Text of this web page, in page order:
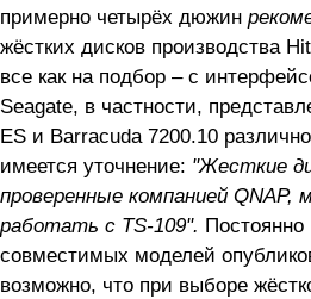
примерно четырёх дюжин
жёстких дисков производства
все как на подбор – с
Seagate, в частности,
ES и Barracuda 7200.10
имеется уточнение: "Жесткие
проверенные компанией QNAP,
работать с TS-109".
совместимых моделей
возможно, что при выборе